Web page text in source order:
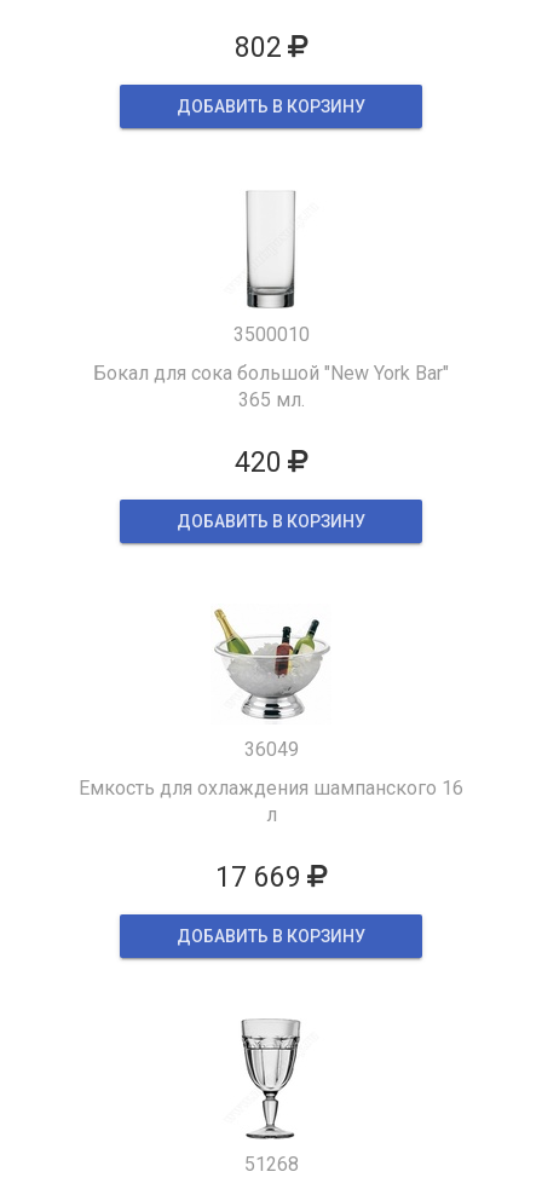
802
ДОБАВИТЬ В КОРЗИНУ
3500010
Бокал для сока большой "New York Bar"
365 мл.
420
ДОБАВИТЬ В КОРЗИНУ
36049
Емкость для охлаждения шампанского 16
л
17 669
ДОБАВИТЬ В КОРЗИНУ
51268